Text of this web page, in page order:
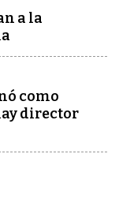
a la
como
director